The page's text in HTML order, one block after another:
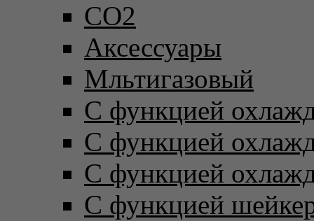
CO2
Аксессуары
Мльтигазовый
С функцией
С функцией
С функцией
С функцией